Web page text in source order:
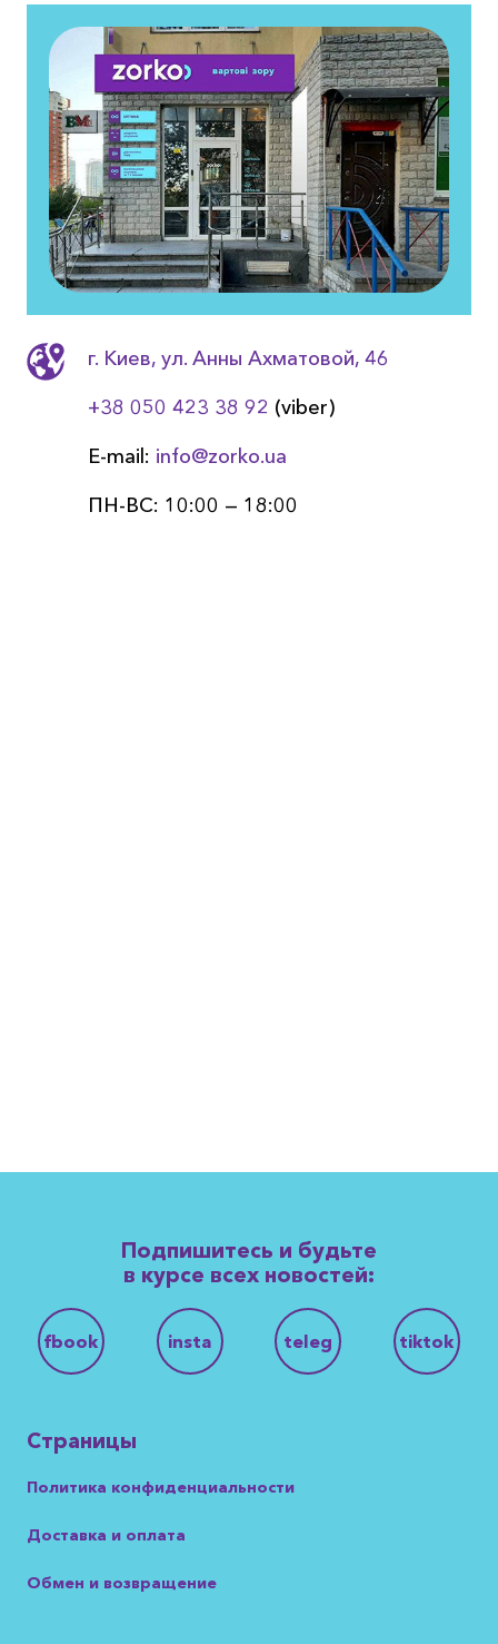
г. Киев, ул. Анны Ахматовой, 46
+38 050 423 38 92 (viber)
E-mail: info@zorko.ua
ПН-ВС: 10:00 — 18:00
Подпишитесь и будьте
в курсе всех новостей:
fbook insta teleg tiktok
Страницы
Политика конфиденциальности
Доставка и оплата
Обмен и возвращение